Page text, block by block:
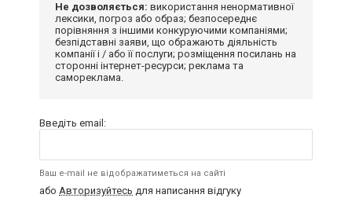
Не дозволяється: використання ненормативної
лексики, погроз або образ; безпосереднє
порівняння з іншими конкуруючими компаніями;
безпідставні заяви, що ображають діяльність
компанії і / або її послуги; розміщення посилань на
сторонні інтернет-ресурси; реклама та
самореклама.
Введіть email:
Ваш e-mail не відображатиметься на сайті
або Авторизуйтесь для написання відгуку